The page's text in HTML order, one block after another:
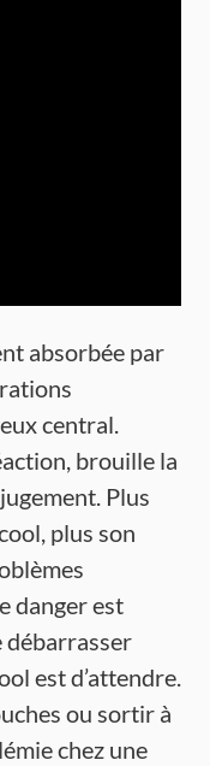
absorbée par
central.
brouille la
Plus
plus son
danger est
débarrasser
est d’attendre.
ou sortir à
chez une